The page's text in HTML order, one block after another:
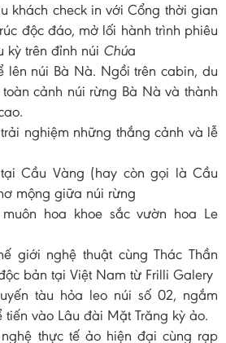
khách check in với Cổng thời gian
độc đáo, mở lối hành trình phiêu
kỳ trên đỉnh núi Chúa
lên núi Bà Nà. Ngồi trên cabin, du
cảnh núi rừng Bà Nà và thành
nghiệm những thắng cảnh và lễ
Cầu Vàng (hay còn gọi là Cầu
mộng giữa núi rừng
hoa khoe sắc vườn hoa Le
giới nghệ thuật cùng Thác Thần
bản tại Việt Nam từ Frilli Galery
tàu hỏa leo núi số 02, ngắm
tiến vào Lâu đài Mặt Trăng kỳ ảo.
thực tế ảo hiện đại cùng rạp